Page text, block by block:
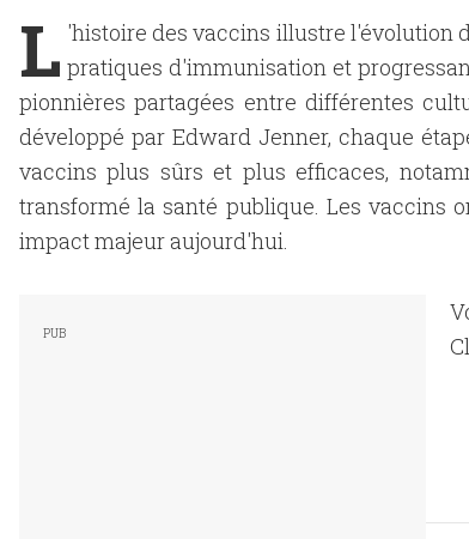
L 'histoire des vaccins illustre l'évolution
pratiques d'immunisation et
pionnières partagées entre différentes
développé par Edward Jenner, chaque
vaccins plus sûrs et plus efficaces,
transformé la santé publique. Les vaccins
impact majeur aujourd'hui.